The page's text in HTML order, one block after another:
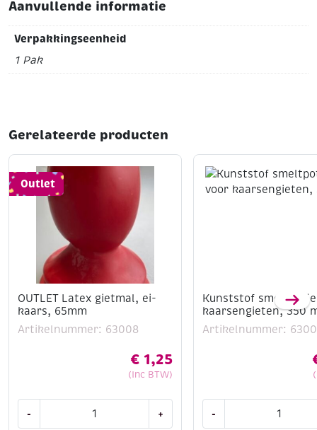
Aanvullende informatie
Verpakkingseenheid
1 Pak
Gerelateerde producten
Outlet
OUTLET Latex gietmal, ei-
kaars, 65mm
Artikelnummer: 63008
€ 1,25
(Inc BTW)
- +
Kunststof
kaarsengieten, 350
Artikelnummer:
-